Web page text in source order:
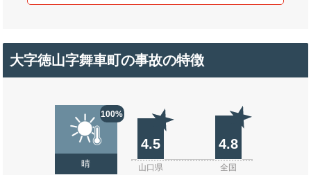
大字徳山字舞車町の事故の特徴
100%
晴
4.5 4.8
山口県 全国